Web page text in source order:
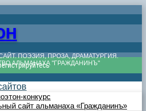
ПОЭЗИЯ, ПРОЗА, ДРАМАТУРГИЯ.
АЛЬМАНАХА "ГРАЖДАНИНЪ"
конкурс
сайт альманаха «Гражданинъ»